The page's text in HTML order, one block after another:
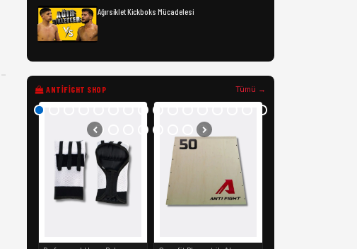
Ağırsiklet Kickboks Mücadelesi
ANTIFIGHT SHOP Tümü →